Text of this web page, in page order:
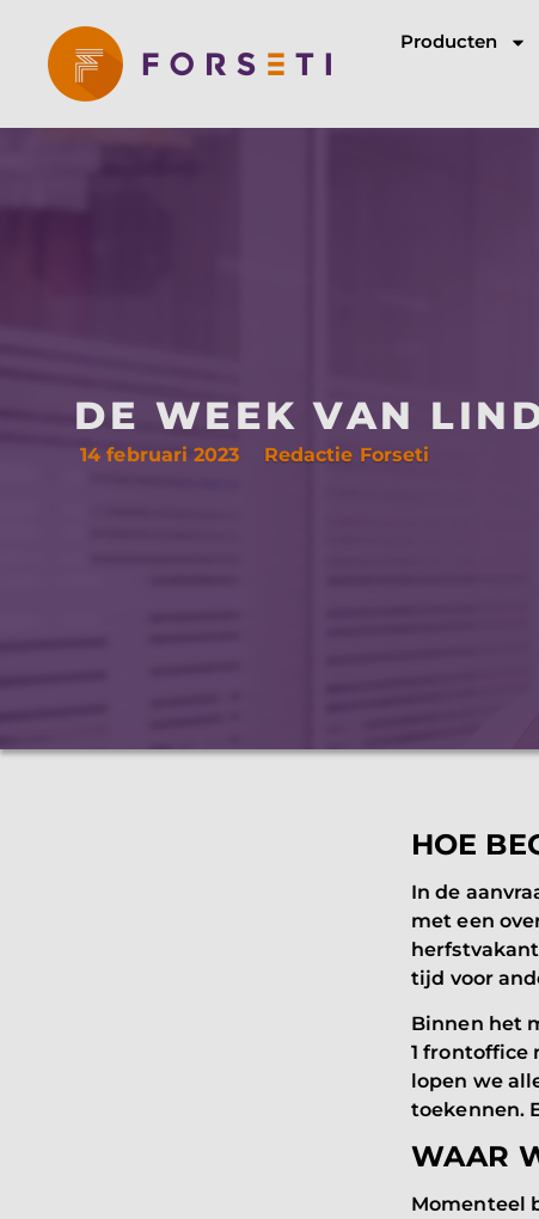
Producten
DE WEEK VAN
14 februari 2023 Redactie Forseti
HOE
In de
met een
tijd voor
Binnen het
1 frontoffice
lopen we
toekennen.
WAAR
Momenteel